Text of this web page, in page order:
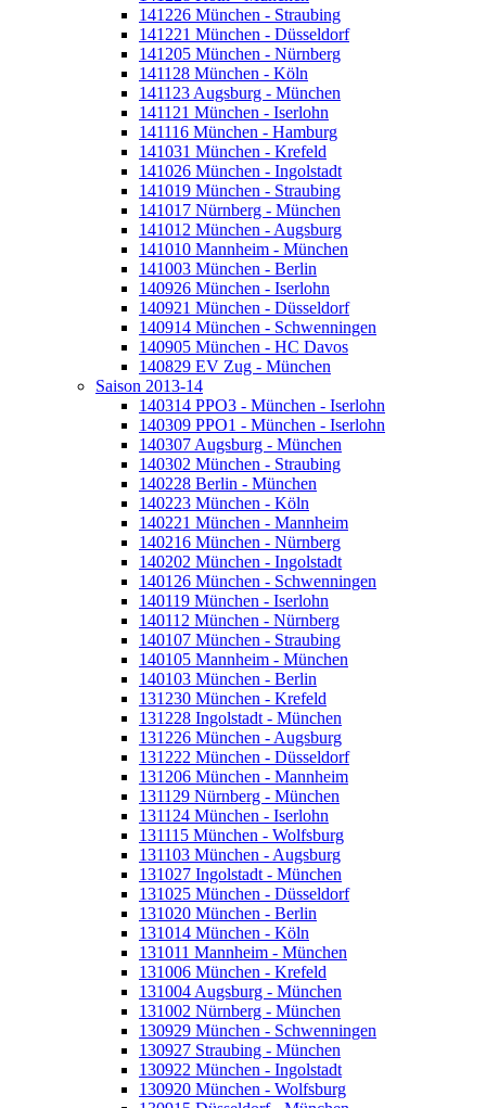
141226 München - Straubing
141221 München - Düsseldorf
141205 München - Nürnberg
141128 München - Köln
141123 Augsburg - München
141121 München - Iserlohn
141116 München - Hamburg
141031 München - Krefeld
141026 München - Ingolstadt
141019 München - Straubing
141017 Nürnberg - München
141012 München - Augsburg
141010 Mannheim - München
141003 München - Berlin
140926 München - Iserlohn
140921 München - Düsseldorf
140914 München - Schwenningen
140905 München - HC Davos
140829 EV Zug - München
Saison 2013-14
140314 PPO3 - München - Iserlohn
140309 PPO1 - München - Iserlohn
140307 Augsburg - München
140302 München - Straubing
140228 Berlin - München
140223 München - Köln
140221 München - Mannheim
140216 München - Nürnberg
140202 München - Ingolstadt
140126 München - Schwenningen
140119 München - Iserlohn
140112 München - Nürnberg
140107 München - Straubing
140105 Mannheim - München
140103 München - Berlin
131230 München - Krefeld
131228 Ingolstadt - München
131226 München - Augsburg
131222 München - Düsseldorf
131206 München - Mannheim
131129 Nürnberg - München
131124 München - Iserlohn
131115 München - Wolfsburg
131103 München - Augsburg
131027 Ingolstadt - München
131025 München - Düsseldorf
131020 München - Berlin
131014 München - Köln
131011 Mannheim - München
131006 München - Krefeld
131004 Augsburg - München
131002 Nürnberg - München
130929 München - Schwenningen
130927 Straubing - München
130922 München - Ingolstadt
130920 München - Wolfsburg